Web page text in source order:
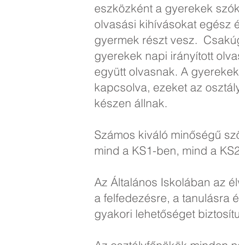
eszközként a gyerekek
olvasási kihívásokat egész
gyermek részt vesz.
gyerekek napi irányított
együtt olvasnak. A
kapcsolva, ezeket az
készen állnak.
Számos kiváló minőségű
mind a KS1-ben, mind a
Az Általános Iskolában az
a felfedezésre, a tanulásra
gyakori lehetőséget